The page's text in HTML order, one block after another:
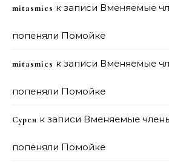
mitasmies к записи Вменяемые
попеняли Помойке
mitasmies к записи Вменяемые
попеняли Помойке
Сурен к записи Вменяемые
попеняли Помойке